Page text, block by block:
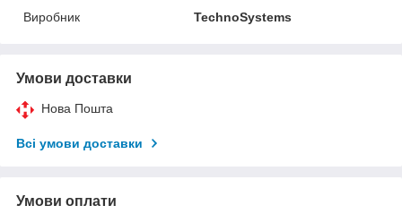
Виробник
TechnoSystems
Умови доставки
Нова Пошта
Всі умови доставки
Умови оплати